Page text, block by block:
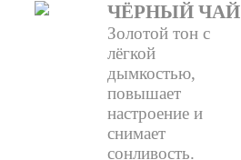
ЧЁРНЫЙ ЧАЙ
Золотой тон с
лёгкой
дымкостью,
повышает
настроение и
снимает
сонливость.